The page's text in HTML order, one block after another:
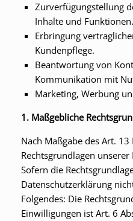
Zurverfügungstellung
Inhalte und Funktionen.
Erbringung
Kundenpflege.
Beantwortung von
Kommunikation mit
Marketing, Werbung
1. Maßgebliche
Nach Maßgabe des Art.
Rechtsgrundlagen
Sofern die
Datenschutzerklärung
Folgendes: Die
Einwilligungen ist Art. 6